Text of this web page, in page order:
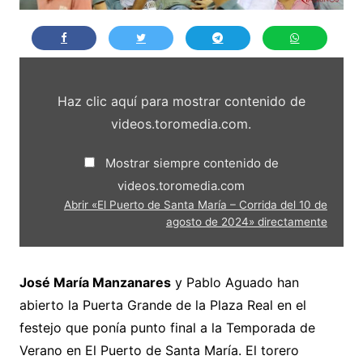
desde
Haz clic aquí para mostrar contenido de
videos.toromedia.com.
Mostrar siempre contenido de
videos.toromedia.com
Abrir «El Puerto de Santa María – Corrida del 10 de
agosto de 2024» directamente
José María Manzanaresy Pablo Aguado han
abierto la Puerta Grande de la Plaza Real en el
festejo que ponía punto final a la Temporada de
Verano en El Puerto de Santa María. El torero